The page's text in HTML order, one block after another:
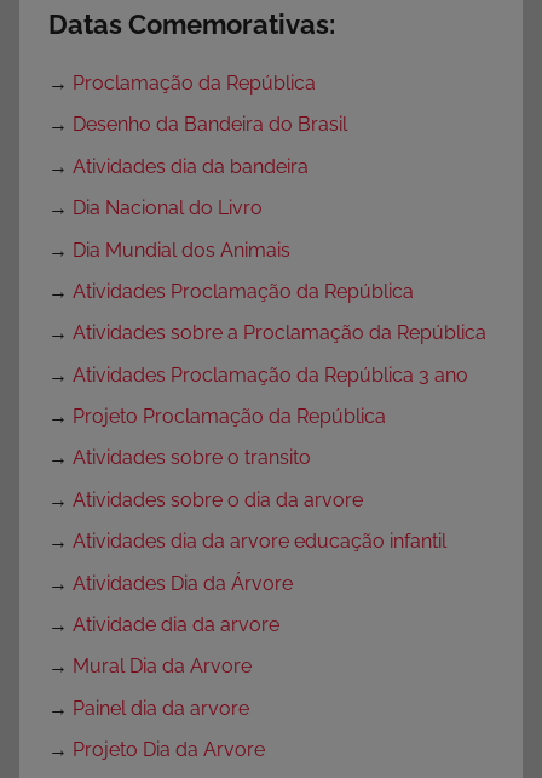
Datas Comemorativas:
→ Proclamação da República
→ Desenho da Bandeira do Brasil
→ Atividades dia da bandeira
→ Dia Nacional do Livro
→ Dia Mundial dos Animais
→ Atividades Proclamação da República
→ Atividades sobre a Proclamação da República
→ Atividades Proclamação da República 3 ano
→ Projeto Proclamação da República
→ Atividades sobre o transito
→ Atividades sobre o dia da arvore
→ Atividades dia da arvore educação infantil
→ Atividades Dia da Árvore
→ Atividade dia da arvore
→ Mural Dia da Arvore
→ Painel dia da arvore
→ Projeto Dia da Arvore